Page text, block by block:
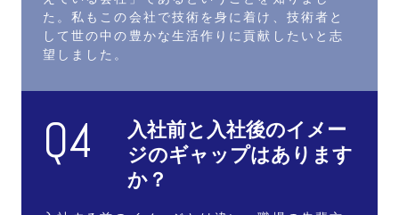
た。私もこの会社で技術を身に着け、技術者と
して世の中の豊かな生活作りに貢献したいと志
望しました。
Q4 ⼊社前と⼊社後のイメー
ジのギャップはあります
か？